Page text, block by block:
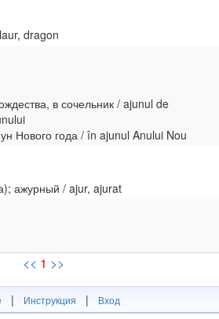
dragon
в сочельник / ajunul de
Нового года / în ajunul Anului Nou
ажурный / ajur, ajurat
<< 1 >>
| Инструкция | Вход